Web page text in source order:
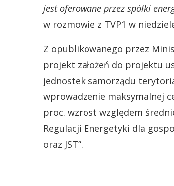
jest oferowane przez spółki
w rozmowie z TVP1 w
Z opublikowanego przez
projekt założeń do projektu
jednostek samorządu
wprowadzenie maksymalnej
proc. wzrost względem
Regulacji Energetyki dla
oraz JST”.